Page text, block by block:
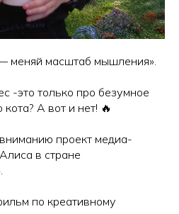
меняй масштаб мышления».
-это только про безумное
А вот и нет! 🔥
проект медиа-
в стране
по креативному